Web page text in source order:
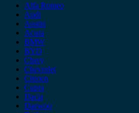
Alfa Romeo
Audi
Austin
Acura
BMW
BYD
Chery
Chevrolet
Citroen
Cupra
Dacia
Daewoo